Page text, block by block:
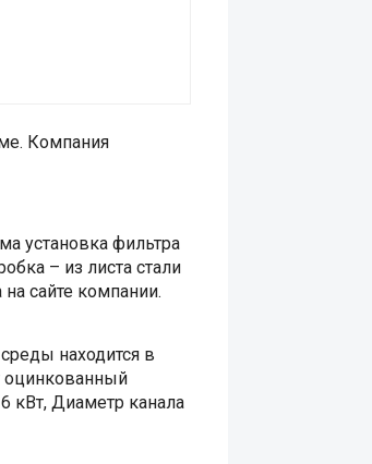
Компания
установка фильтра
– из листа стали
сайте компании.
находится в
оцинкованный
кВт, Диаметр канала